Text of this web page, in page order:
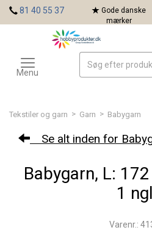
Tekstiler og garn > Garn > Babygarn
Se alt inden for
Babygarn, L:
1
Varenr.:
81 40 55 37
Gode danske
mærker
Toggle
navigation
Menu
Mærker